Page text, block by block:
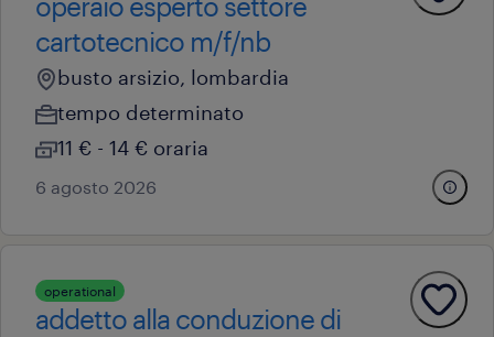
cartotecnico m/f/nb
busto arsizio, lombardia
tempo determinato
11 € - 14 € oraria
6 agosto 2026
operational
addetto alla conduzione di